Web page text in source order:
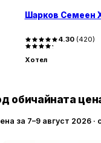
Шарков Семеен
4.30(420)
Хотел
обичайната
за 7–9 август 2026 ·